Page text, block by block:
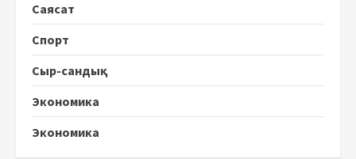
Саясат
Спорт
Сыр-сандық
Экономика
Экономика